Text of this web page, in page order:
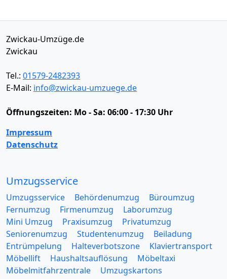
Zwickau-Umzüge.de
Zwickau
Tel.: 01579-2482393
E-Mail: info@zwickau-umzuege.de
Öffnungszeiten: Mo - Sa: 06:00 - 17:30 Uhr
Impressum
Datenschutz
Umzugsservice
Umzugsservice Behördenumzug
Büroumzug
Fernumzug
Firmenumzug
Laborumzug
Mini Umzug
Praxisumzug
Privatumzug
Seniorenumzug
Studentenumzug
Beiladung
Entrümpelung
Halteverbotszone
Klaviertransport
Möbellift
Haushaltsauflösung
Möbeltaxi
Möbelmitfahrzentrale
Umzugskartons